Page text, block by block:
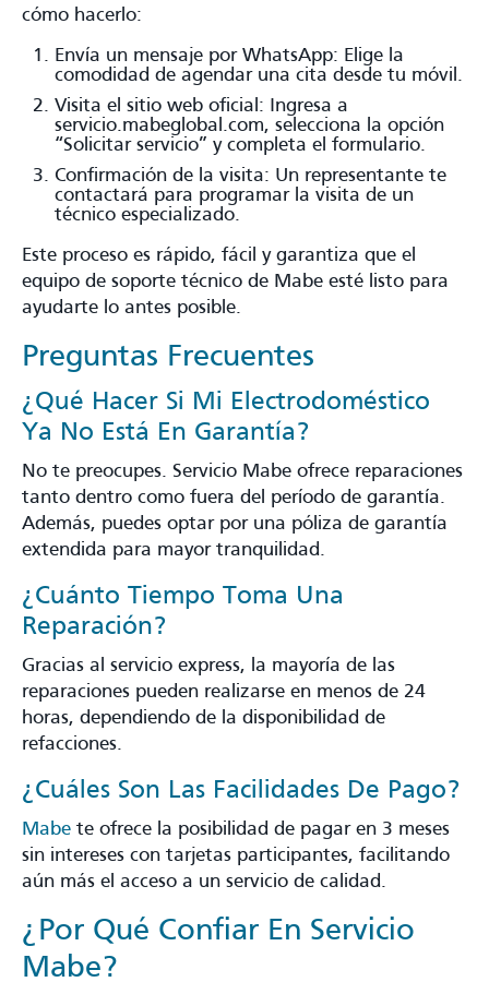
cómo hacerlo:
Envía un mensaje por WhatsApp: Elige la
comodidad de agendar una cita desde tu móvil.
Visita el sitio web oficial: Ingresa a
servicio.mabeglobal.com, selecciona la opción
“Solicitar servicio” y completa el formulario.
Confirmación de la visita: Un representante te
contactará para programar la visita de un
técnico especializado.
Este proceso es rápido, fácil y garantiza que el
equipo de soporte técnico de Mabe esté listo para
ayudarte lo antes posible.
Preguntas Frecuentes
¿Qué Hacer Si Mi Electrodoméstico
Ya No Está En Garantía?
No te preocupes. Servicio Mabe ofrece reparaciones
tanto dentro como fuera del período de garantía.
Además, puedes optar por una póliza de garantía
extendida para mayor tranquilidad.
¿Cuánto Tiempo Toma Una
Reparación?
Gracias al servicio express, la mayoría de las
reparaciones pueden realizarse en menos de 24
horas, dependiendo de la disponibilidad de
refacciones.
¿Cuáles Son Las Facilidades De Pago?
Mabe te ofrece la posibilidad de pagar en 3 meses
sin intereses con tarjetas participantes, facilitando
aún más el acceso a un servicio de calidad.
¿Por Qué Confiar En Servicio
Mabe?